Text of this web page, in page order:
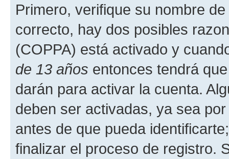
Primero, verifique su nombre
correcto, hay dos posibles
(COPPA) está activado y
de 13 años entonces tendrá
darán para activar la cuenta.
deben ser activadas, ya sea
antes de que pueda
finalizar el proceso de registro.